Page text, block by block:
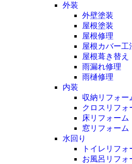
外装
外壁塗装
屋根塗装
屋根修理
屋根カバー工
屋根葺き替え
雨漏れ修理
雨樋修理
内装
収納リフォー
クロスリフォ
床リフォーム
窓リフォーム
水回り
トイレリフォ
お風呂リフォ